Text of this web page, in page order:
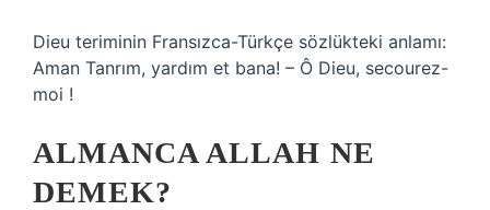
Dieu teriminin Fransızca-Türkçe sözlükteki anlamı:
Aman Tanrım, yardım et bana! – Ô Dieu, secourez-
moi !
ALMANCA ALLAH NE
DEMEK?